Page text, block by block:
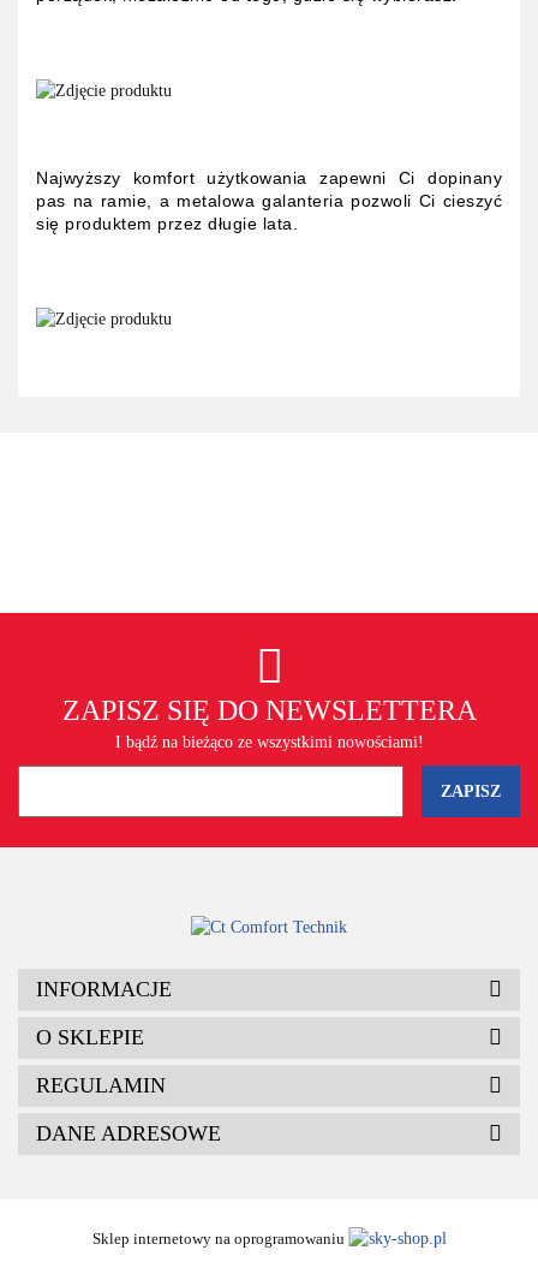
Najwyższy komfort użytkowania zapewni Ci dopinany
pas na ramie, a metalowa galanteria pozwoli Ci cieszyć
się produktem przez długie lata.
ZAPISZ SIĘ DO NEWSLETTERA
I bądź na bieżąco ze wszystkimi nowościami!
INFORMACJE
O SKLEPIE
REGULAMIN
DANE ADRESOWE
Sklep internetowy na oprogramowaniu